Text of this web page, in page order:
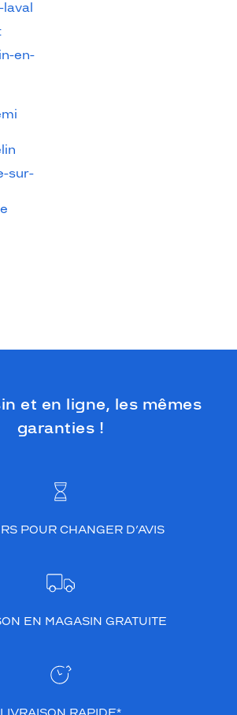
laval
en-
sur-
et en ligne, les mêmes
garanties !
POUR CHANGER D’AVIS
EN MAGASIN GRATUITE